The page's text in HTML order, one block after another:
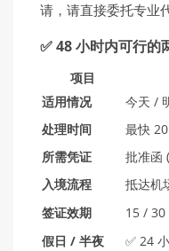
请，请直接委托专业
✅ 48 小时内可行的
项目
适用情况
今天 /
处理时间
最快
所需凭证
批准函
入境流程
抵达机
签证效期
15 / 30
假日 / 半夜
✅ 24